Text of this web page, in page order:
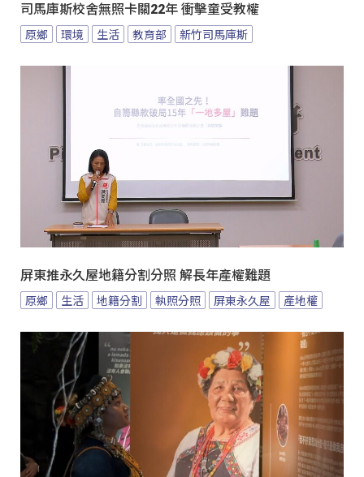
司馬庫斯校舍無照卡關22年 衝擊童受教權
原鄉 環境 生活 教育部 新竹司馬庫斯
屏東推永久屋地籍分割分照 解長年產權難題
原鄉 生活 地籍分割 執照分照 屏東永久屋 產地權